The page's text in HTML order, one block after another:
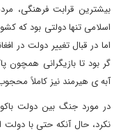
بیشترین قرابت فرهنگی،
اسلامی تنها دولتی بود که
اما در قبال تغییر دولت در
گر بود تا بازیگرانی همچون
آبه ی هیرمند نیز کاملاً
در مورد جنگ بین دولت
نکرد، حال آنکه حتی با دولت